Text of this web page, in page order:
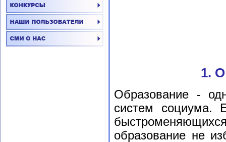
1.
Образование -
систем социума.
образование не